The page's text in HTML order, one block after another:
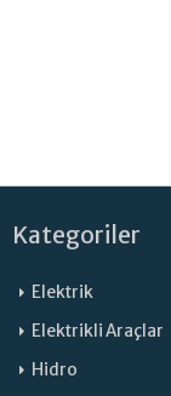
Kategoriler
Elektrik
Elektrikli Araçlar
Hidro